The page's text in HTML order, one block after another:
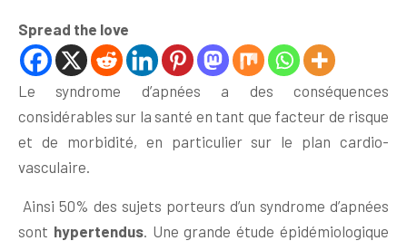
Spread the love
Le syndrome d’apnées a des conséquences
considérables sur la santé en tant que facteur de risque
et de morbidité, en particulier sur le plan cardio-
vasculaire.
Ainsi 50% des sujets porteurs d’un syndrome d’apnées
sont hypertendus. Une grande étude épidémiologique